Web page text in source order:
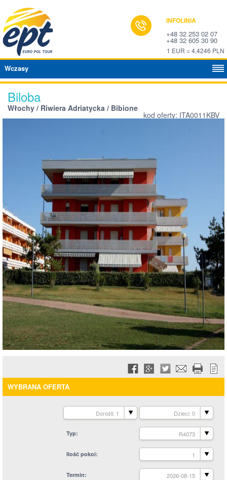
INFOLINIA
+48 32 253 02 07
+48 32 605 30 90
1 EUR = 4,4246 PLN
Wczasy
Biloba
Włochy / Riwiera Adriatycka / Bibione
kod oferty: ITA0011KBV
WYBRANA OFERTA
Dorośli: 1 Dzieci: 0
Typ R4073
Ilość pokoi 1
Termin 2026-08-15